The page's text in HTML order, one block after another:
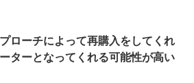
ローチによって再購入をしてくれ
ターとなってくれる可能性が高い